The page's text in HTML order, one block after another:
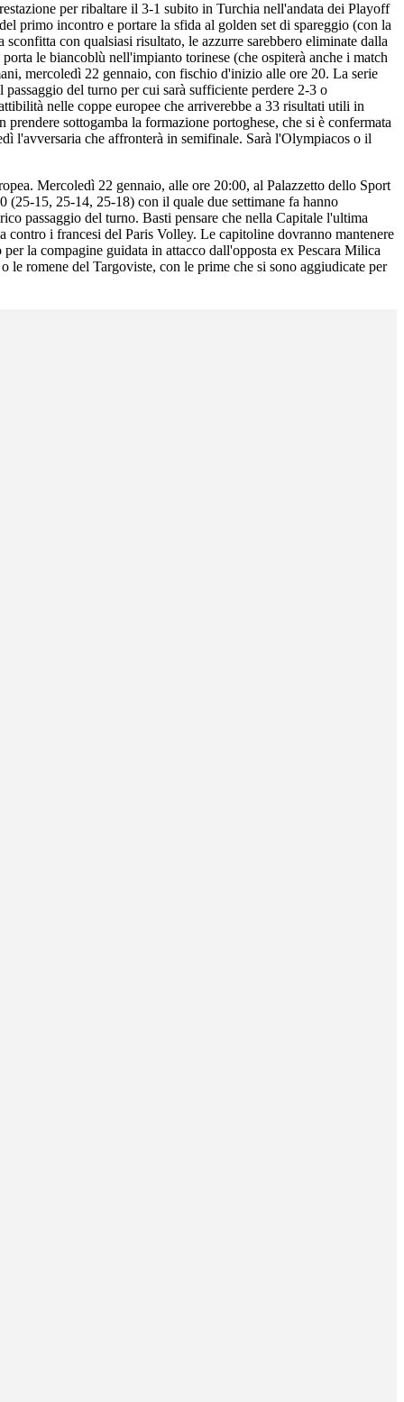
per ribaltare il 3-1 subito in Turchia nell'andata dei Playoff
primo incontro e portare la sfida al golden set di spareggio (con la
con qualsiasi risultato, le azzurre sarebbero eliminate dalla
le biancoblù nell'impianto torinese (che ospiterà anche i match
mercoledì 22 gennaio, con fischio d'inizio alle ore 20. La serie
del turno per cui sarà sufficiente perdere 2-3 o
nelle coppe europee che arriverebbe a 33 risultati utili in
sottogamba la formazione portoghese, che si è confermata
l'avversaria che affronterà in semifinale. Sarà l'Olympiacos o il
Mercoledì 22 gennaio, alle ore 20:00, al Palazzetto dello Sport
15, 25-14, 25-18) con il quale due settimane fa hanno
passaggio del turno. Basti pensare che nella Capitale l'ultima
i francesi del Paris Volley. Le capitoline dovranno mantenere
la compagine guidata in attacco dall'opposta ex Pescara Milica
le romene del Targoviste, con le prime che si sono aggiudicate per